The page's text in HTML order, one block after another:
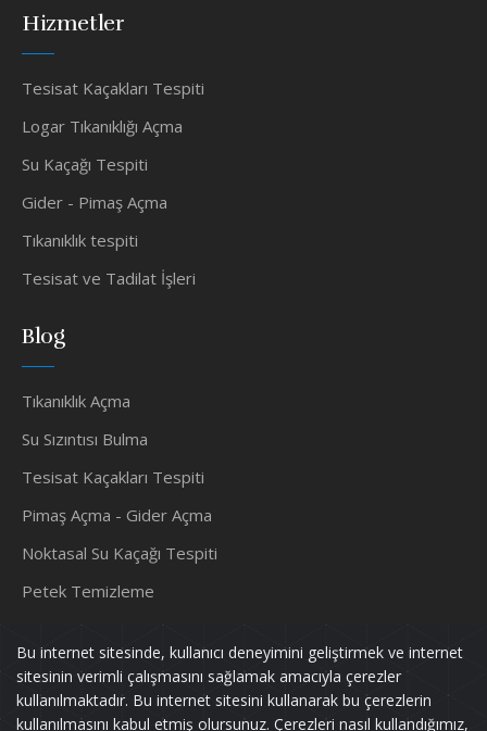
Bu internet sitesinde, kullanıcı deneyimini geliştirmek ve internet
sitesinin verimli çalışmasını sağlamak amacıyla çerezler
kullanılmaktadır. Bu internet sitesini kullanarak bu çerezlerin
kullanılmasını kabul etmiş olursunuz. Çerezleri nasıl kullandığımız,
Hizmetler
Tesisat Kaçakları Tespiti
Logar Tıkanıklığı Açma
Su Kaçağı Tespiti
Gider - Pimaş Açma
Tıkanıklık tespiti
Tesisat ve Tadilat İşleri
Blog
Tıkanıklık Açma
Su Sızıntısı Bulma
Tesisat Kaçakları Tespiti
Pimaş Açma - Gider Açma
Noktasal Su Kaçağı Tespiti
Petek Temizleme